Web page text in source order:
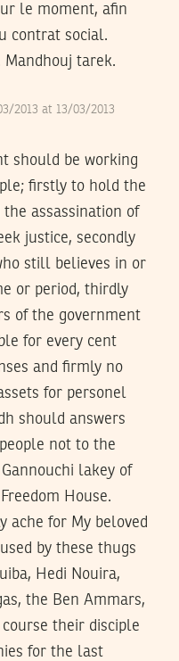
le moment, afin
contrat social.
Mandhouj tarek.
2013 at 13/03/2013
should be working
firstly to hold the
assassination of
justice, secondly
still believes in or
or period, thirdly
of the government
for every cent
and firmly no
for personel
should answers
not to the
lakey of
House.
ache for My beloved
by these thugs
Hedi Nouira,
the Ben Ammars,
their disciple
for the last